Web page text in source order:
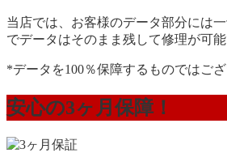
当店では、お客様のデータ部分には
でデータはそのまま残して修理が可能
*データを100％保障するものではご
安心の3ヶ月保障！